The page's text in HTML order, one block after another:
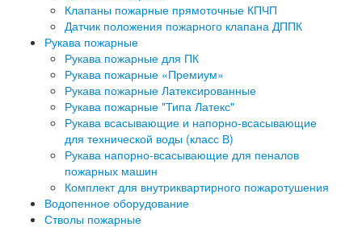
Клапаны пожарные прямоточные КПЧП
Датчик положения пожарного клапана ДППК
Рукава пожарные
Рукава пожарные для ПК
Рукава пожарные «Премиум»
Рукава пожарные Латексированные
Рукава пожарные "Типа Латекс"
Рукава всасывающие и напорно-всасывающие
для технической воды (класс В)
Рукава напорно-всасывающие для пеналов
пожарных машин
Комплект для внутриквартирного пожаротушения
Водопенное оборудование
Стволы пожарные